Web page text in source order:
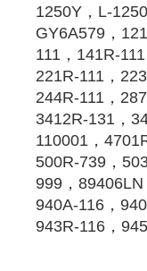
1250Y，L-
GY6A579，
111，141R-
221R-111，
244R-111，
3412R-131，
110001，
500R-739，
999，89406LN
940A-116，
943R-116，